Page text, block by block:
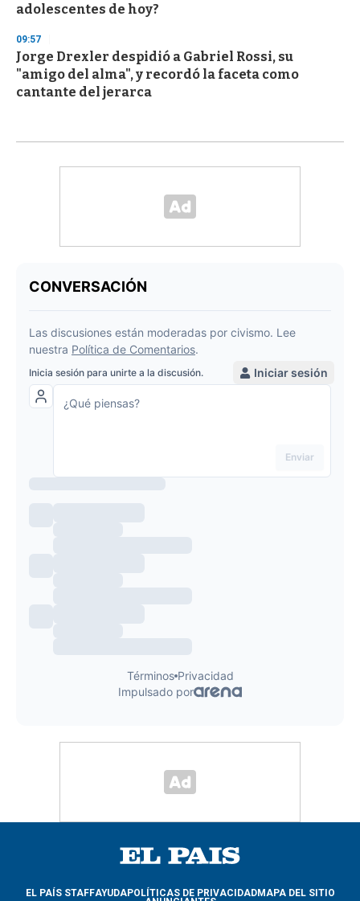
adolescentes de hoy?
09:57
Jorge Drexler despidió a Gabriel Rossi, su
"amigo del alma", y recordó la faceta como
cantante del jerarca
EL PAÍS STAFFAYUDAPOLÍTICAS DE PRIVACIDADMAPA DEL SITIO